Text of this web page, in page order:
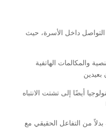
التواصل داخل الأسرة، حيث
والمكالمات الهاتفية
بعيدين
أيضًا إلى تشتت الانتباه
بدلاً من التفاعل الحقيقي مع